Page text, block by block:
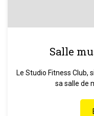
Salle
Le Studio Fitness Club,
sa salle de